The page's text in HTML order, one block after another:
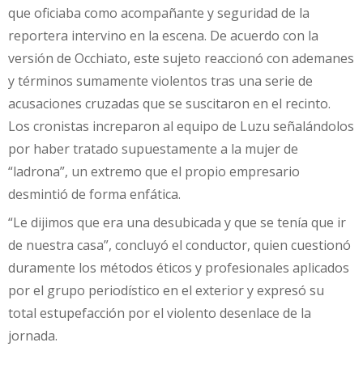
que oficiaba como acompañante y seguridad de la
reportera intervino en la escena. De acuerdo con la
versión de Occhiato, este sujeto reaccionó con ademanes
y términos sumamente violentos tras una serie de
acusaciones cruzadas que se suscitaron en el recinto.
Los cronistas increparon al equipo de Luzu señalándolos
por haber tratado supuestamente a la mujer de
“ladrona”, un extremo que el propio empresario
desmintió de forma enfática.
“Le dijimos que era una desubicada y que se tenía que ir
de nuestra casa”, concluyó el conductor, quien cuestionó
duramente los métodos éticos y profesionales aplicados
por el grupo periodístico en el exterior y expresó su
total estupefacción por el violento desenlace de la
jornada.